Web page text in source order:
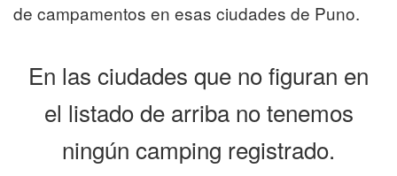
de campamentos en esas ciudades de Puno.
En las ciudades que no figuran en
el listado de arriba no tenemos
ningún camping registrado.